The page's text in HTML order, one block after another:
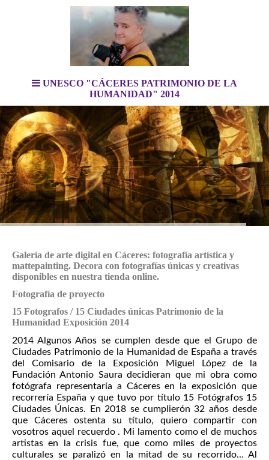
UNESCO "CÁCERES PATRIMONIO DE LA
HUMANIDAD" 2014
Galería de arte digital en Cáceres: fotografía artística y
mattepainting. Decora con fotografías únicas y creativas
disponibles en nuestra tienda online.
Fotografía de proyecto
15 Fotografos / 15 Ciudades únicas Patrimonio de la
Humanidad Exposición 2014
2014 Algunos Años se cumplen desde que el Grupo de
Ciudades Patrimonio de la Humanidad de España a través
del Comisario de la Exposición Miguel López de la
Fundación Antonio Saura decidieran que mi obra como
fotógrafa representaría a Cáceres en la exposición que
recorrería España y que tuvo por título 15 Fotógrafos 15
Ciudades Únicas. En 2018 se cumplierón 32 años desde
que Cáceres ostenta su título, quiero compartir con
vosotros aquel recuerdo . Mi lamento como el de muchos
artistas en la crisis fue, que como miles de proyectos
culturales se paralizó en la mitad de su recorrido… Al